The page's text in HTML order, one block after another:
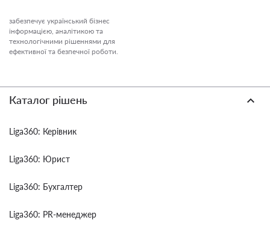
забезпечує український бізнес
інформацією, аналітикою та
технологічними рішеннями для
ефективної та безпечної роботи.
Каталог рішень
Liga360: Керівник
Liga360: Юрист
Liga360: Бухгалтер
Liga360: PR-менеджер